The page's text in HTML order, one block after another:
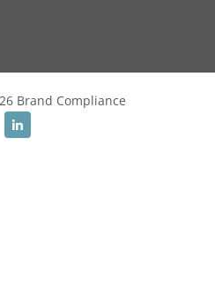
Brand Compliance